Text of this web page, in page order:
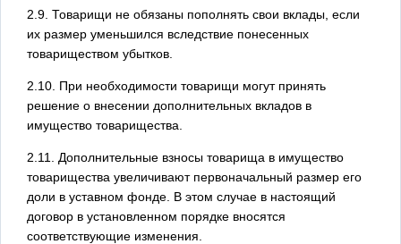
2.9. Товарищи не обязаны пополнять свои вклады, если
их размер уменьшился вследствие понесенных
товариществом убытков.
2.10. При необходимости товарищи могут принять
решение о внесении дополнительных вкладов в
имущество товарищества.
2.11. Дополнительные взносы товарища в имущество
товарищества увеличивают первоначальный размер его
доли в уставном фонде. В этом случае в настоящий
договор в установленном порядке вносятся
соответствующие изменения.